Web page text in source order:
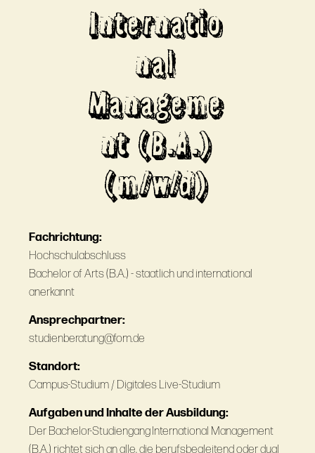
Internatio
nal
Manageme
nt (B.A.)
(m/w/d)
Fachrichtung:
Hochschulabschluss
Bachelor of Arts (B.A.) - staatlich und international
anerkannt
Ansprechpartner:
studienberatung@fom.de
Standort:
Campus-Studium / Digitales Live-Studium
Aufgaben und Inhalte der Ausbildung:
Der Bachelor-Studiengang International Management
(B.A.) richtet sich an alle, die berufsbegleitend oder dual